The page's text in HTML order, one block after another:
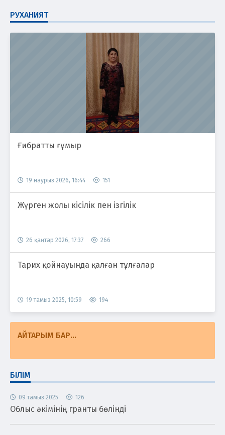
РУХАНИЯТ
Ғибратты ғұмыр
19 наурыз 2026, 16:44 151
Жүрген жолы кісілік пен ізгілік
26 қаңтар 2026, 17:37 266
Тарих қойнауында қалған тұлғалар
19 тамыз 2025, 10:59 194
АЙТАРЫМ БАР...
БІЛІМ
09 тамыз 2025 126
Облыс әкімінің гранты бөлінді